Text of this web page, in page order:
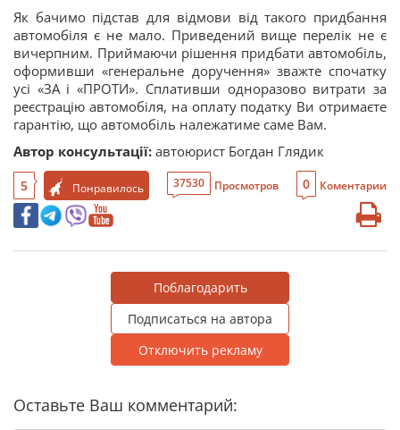
Як бачимо підстав для відмови від такого придбання
автомобіля є не мало. Приведений вище перелік не є
вичерпним. Приймаючи рішення придбати автомобіль,
оформивши «генеральне доручення» зважте спочатку
усі «ЗА і «ПРОТИ». Сплативши одноразово витрати за
реєстрацію автомобіля, на оплату податку Ви отримаєте
гарантію, що автомобіль належатиме саме Вам.
Автор консультації: автоюрист Богдан Глядик
5 Понравилось 37530 Просмотров 0 Коментарии
Поблагодарить
Подписаться на автора
Отключить рекламу
Оставьте Ваш комментарий: